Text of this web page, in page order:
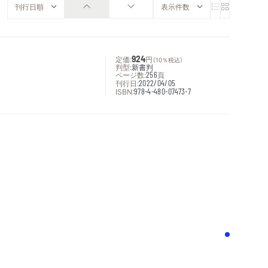
定価:924円 （10％税込）
判型:新書判
ページ数:256頁
刊行日:2022/04/05
ISBN:978-4-480-07473-7